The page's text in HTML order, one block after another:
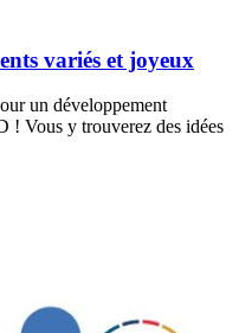
variés et joyeux
un développement
! Vous y trouverez des idées